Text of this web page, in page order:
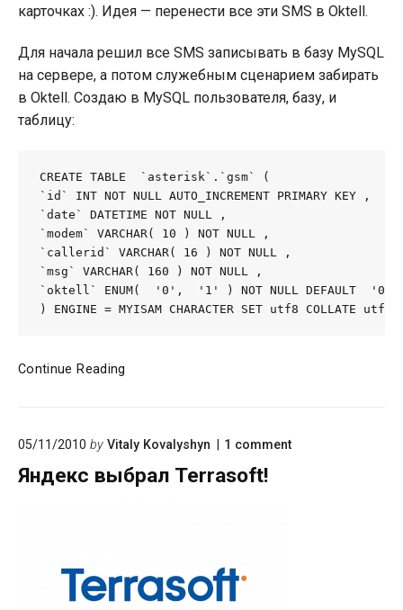
карточках :). Идея — перенести все эти SMS в Oktell.
Для начала решил все SMS записывать в базу MySQL
на сервере, а потом служебным сценарием забирать
в Oktell. Создаю в MySQL пользователя, базу, и
таблицу:
CREATE TABLE  `asterisk`.`gsm` (
`id` INT NOT NULL AUTO_INCREMENT PRIMARY KEY ,
`date` DATETIME NOT NULL ,
`modem` VARCHAR( 10 ) NOT NULL ,
`callerid` VARCHAR( 16 ) NOT NULL ,
`msg` VARCHAR( 160 ) NOT NULL ,
`oktell` ENUM(  '0',  '1' ) NOT NULL DEFAULT  '0'
) ENGINE = MYISAM CHARACTER SET utf8 COLLATE
Continue Reading
SIP-
GSM
шлюза
05/11/2010 by Vitaly Kovalyshyn 1 commenton
Яндекс выбрал Terrasoft!